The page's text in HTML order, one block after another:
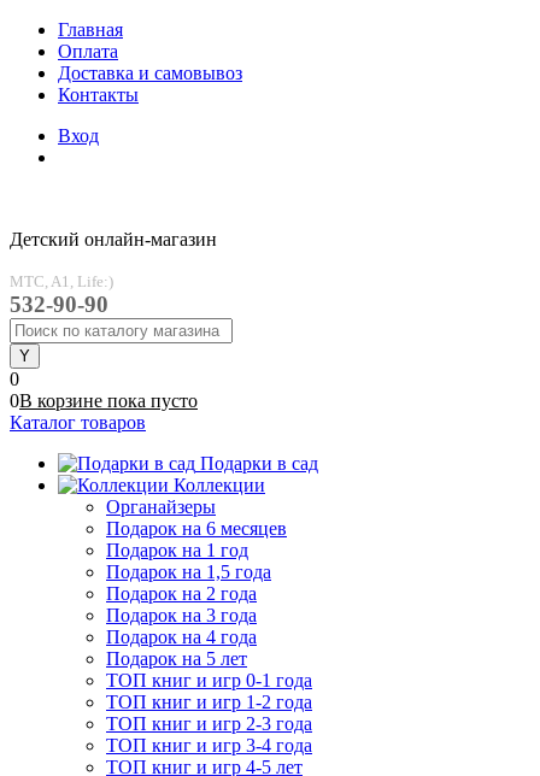
Главная
Оплата
Доставка и самовывоз
Контакты
Вход
Детский онлайн-магазин
MTC, A1, Life:)
532-90-90
0
0В корзине пока пусто
Каталог товаров
Подарки в сад
Коллекции
Органайзеры
Подарок на 6 месяцев
Подарок на 1 год
Подарок на 1,5 года
Подарок на 2 года
Подарок на 3 года
Подарок на 4 года
Подарок на 5 лет
ТОП книг и игр 0-1 года
ТОП книг и игр 1-2 года
ТОП книг и игр 2-3 года
ТОП книг и игр 3-4 года
ТОП книг и игр 4-5 лет